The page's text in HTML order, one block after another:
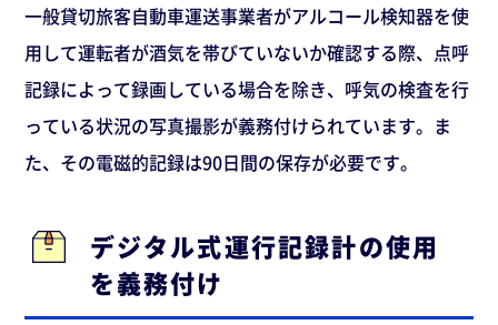
一般貸切旅客自動車運送事業者がアルコール検知器を使
用して運転者が酒気を帯びていないか確認する際、点呼
記録によって録画している場合を除き、呼気の検査を行
っている状況の写真撮影が義務付けられています。ま
た、その電磁的記録は90日間の保存が必要です。
デジタル式運行記録計の使用
を義務付け